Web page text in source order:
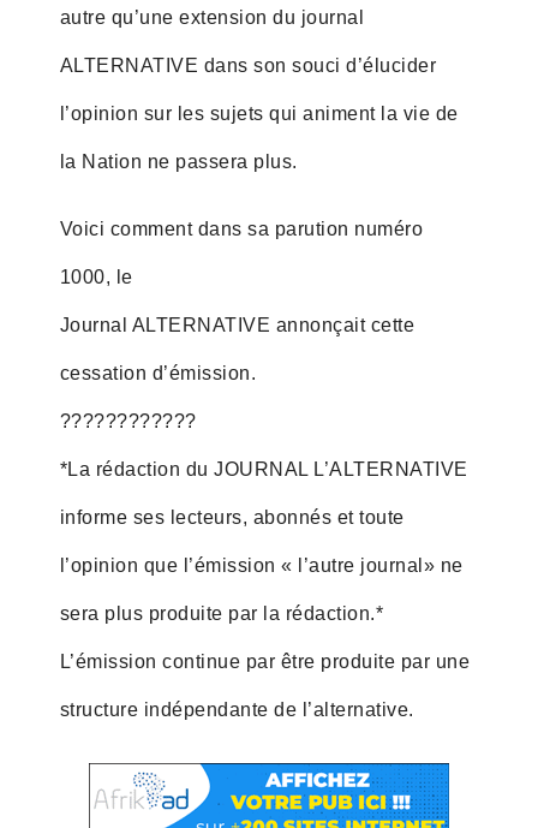
autre qu’une extension du journal
ALTERNATIVE dans son souci d’élucider
l’opinion sur les sujets qui animent la vie de
la Nation ne passera plus.
Voici comment dans sa parution numéro
1000, le
Journal ALTERNATIVE annonçait cette
cessation d’émission.
????????????
*La rédaction du JOURNAL L’ALTERNATIVE
informe ses lecteurs, abonnés et toute
l’opinion que l’émission « l’autre journal» ne
sera plus produite par la rédaction.*
L’émission continue par être produite par une
structure indépendante de l’alternative.